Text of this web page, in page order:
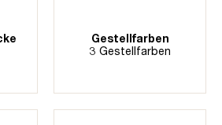
Gestellfarben
3 Gestellfarben